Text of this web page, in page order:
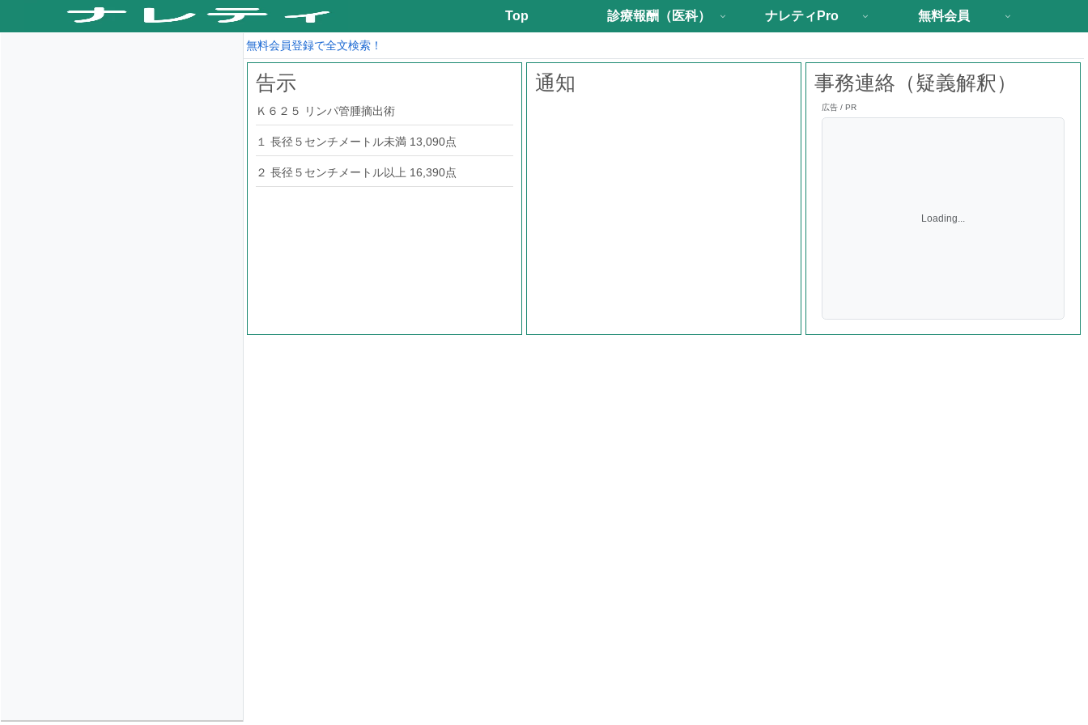
Top 診療報酬（医科） ナレティPro 無料会員
無料会員登録で全文検索！
告示
Ｋ６２５ リンパ管腫摘出術
１ 長径５センチメートル未満 13,090点
２ 長径５センチメートル以上 16,390点
通知 事務連絡（疑義解釈）
広告 / PR
Loading...